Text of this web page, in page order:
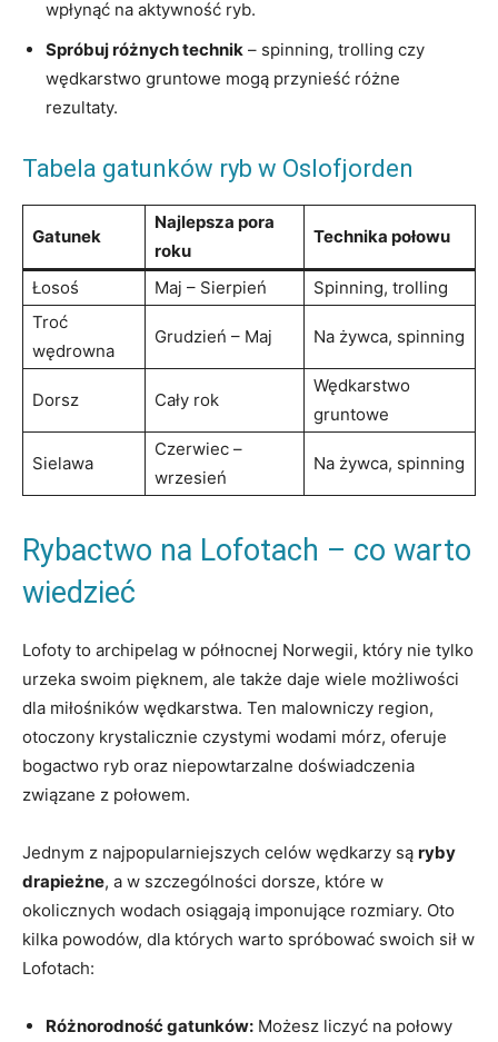
wpłynąć na aktywność ryb.
Spróbuj różnych technik – spinning, trolling czy
wędkarstwo gruntowe mogą przynieść różne
rezultaty.
Tabela gatunków ryb w Oslofjorden
Gatunek
Najlepsza pora
roku
Technika połowu
Łosoś Maj – Sierpień
Spinning, trolling
Troć
wędrowna
Grudzień – Maj Na żywca, spinning
Dorsz Cały rok
Wędkarstwo
gruntowe
Sielawa
Czerwiec –
wrzesień
Na żywca, spinning
Rybactwo na Lofotach – co warto
wiedzieć
Lofoty to archipelag w północnej Norwegii, który nie tylko
urzeka swoim pięknem, ale także daje wiele możliwości
dla miłośników wędkarstwa. Ten malowniczy region,
otoczony krystalicznie czystymi wodami mórz, oferuje
bogactwo ryb oraz niepowtarzalne doświadczenia
związane z połowem.
Jednym z najpopularniejszych celów wędkarzy są ryby
drapieżne, a w szczególności dorsze, które w
okolicznych wodach osiągają imponujące rozmiary. Oto
kilka powodów, dla których warto spróbować swoich sił w
Lofotach:
Różnorodność gatunków: Możesz liczyć na połowy